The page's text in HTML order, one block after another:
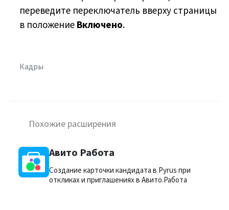
переведите переключатель вверху страницы
в положениеВключено.
Кадры
Похожие расширения
Авито Работа
Создание карточки кандидата в Pyrus при
откликах и приглашениях в Авито.Работа